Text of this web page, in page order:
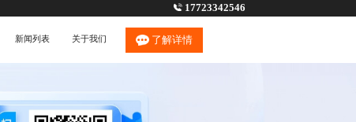
17723342546
新闻列表 关于我们 了解详情